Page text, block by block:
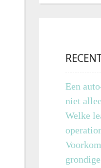
Een
niet
Welke